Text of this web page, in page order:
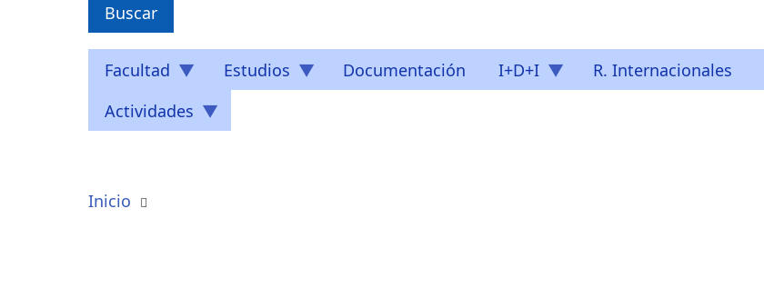
Buscar
Facultad Estudios Documentación I+D+I R. Internacionales
Actividades
Inicio